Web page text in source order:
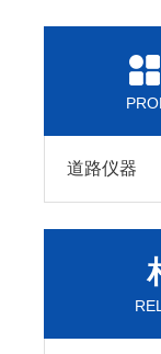
道路仪器